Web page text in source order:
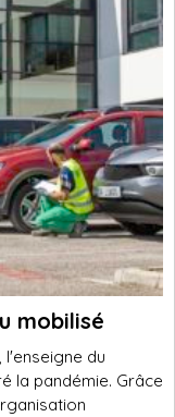
mobilisé
du
la pandémie. Grâce